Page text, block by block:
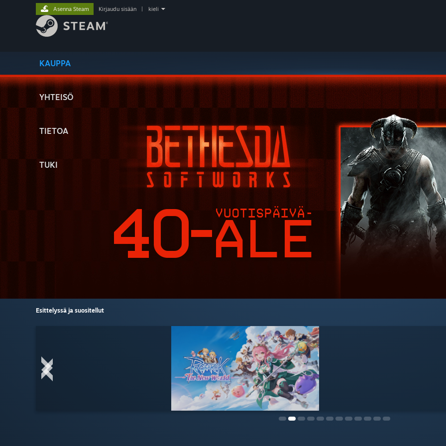
KAUPPA
YHTEISÖ
TIETOA
TUKI
Asenna Steam Kirjaudu sisään kieli
Esittelyssä ja suositellut